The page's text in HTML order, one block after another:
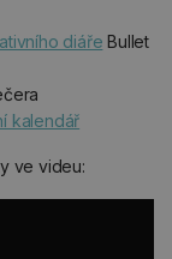
diáře Bullet
kalendář
ve videu: